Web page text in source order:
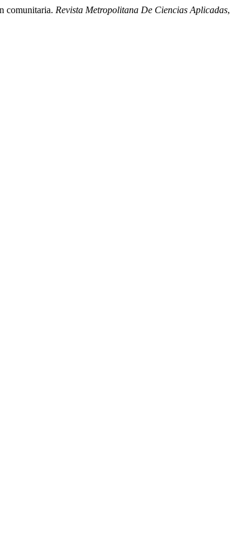
comunitaria. Revista Metropolitana De Ciencias Aplicadas,